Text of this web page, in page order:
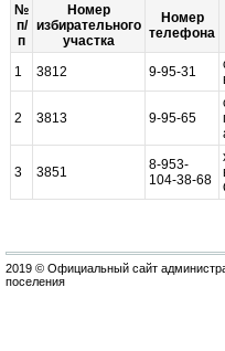
№
п/
п
Номер
избирательного
участка
Номер
телефона
1 3812 9-95-31
2 3813 9-95-65
3 3851
8-953-
104-38-68
2019 © Официальный сайт
поселения